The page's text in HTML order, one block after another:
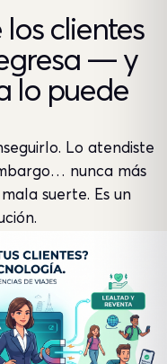
clientes
— y
lo puede
Lo atendiste
nunca más
suerte. Es un